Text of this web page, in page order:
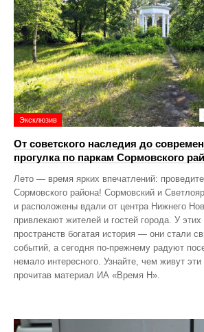
Эксклюзив
От советского наследия до
прогулка по паркам Сормовского
Лето — время ярких впечатлений: проведите
Сормовского района! Сормовский и
и расположены вдали от центра Нижнего
привлекают жителей и гостей города. У
пространств богатая история — они стали
событий, а сегодня по‑прежнему радуют
немало интересного. Узнайте, чем живут
прочитав материал ИА «Время Н».